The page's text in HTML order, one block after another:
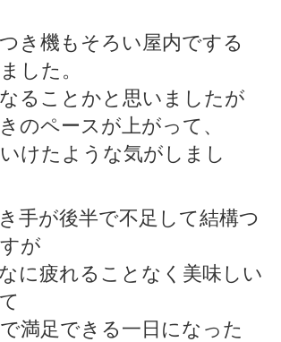
き機もそろい屋内でする
した。
ることかと思いましたが
のペースが上がって、
けたような気がしまし
手が後半で不足して結構つ
が
に疲れることなく美味しい
満足できる一日になった